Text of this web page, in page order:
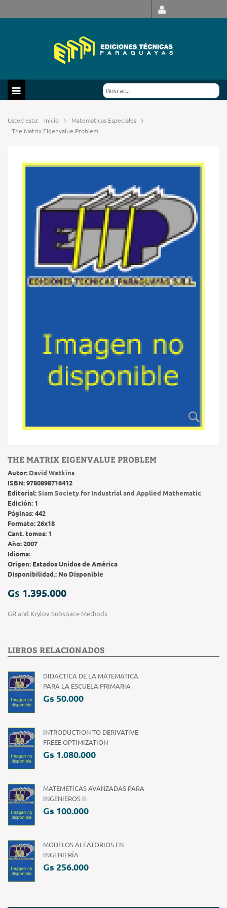
Usted esta: Inicio
Matematicas Especiales
The Matrix Eigenvalue Problem
THE MATRIX EIGENVALUE PROBLEM
Autor: David Watkins
ISBN:9780898716412
Editorial:Siam Society for Industrial and Applied Mathematic
Edición: 1
Páginas:442
Formato:26x18
Cant. tomos: 1
Año:2007
Idioma:
Origen: Estados Unidos de América
Disponibilidad.: No Disponible
Gs 1.395.000
GR and Krylov Subspace Methods
LIBROS RELACIONADOS
DIDACTICA DE LA MATEMATICA
PARA LA ESCUELA PRIMARIA
Gs 50.000
INTRODUCTION TO DERIVATIVE-
FREEE OPTIMIZATION
Gs 1.080.000
MATEMETICAS AVANZADAS PARA
INGENIEROS II
Gs 100.000
MODELOS ALEATORIOS EN
INGENIERÍA
Gs 256.000